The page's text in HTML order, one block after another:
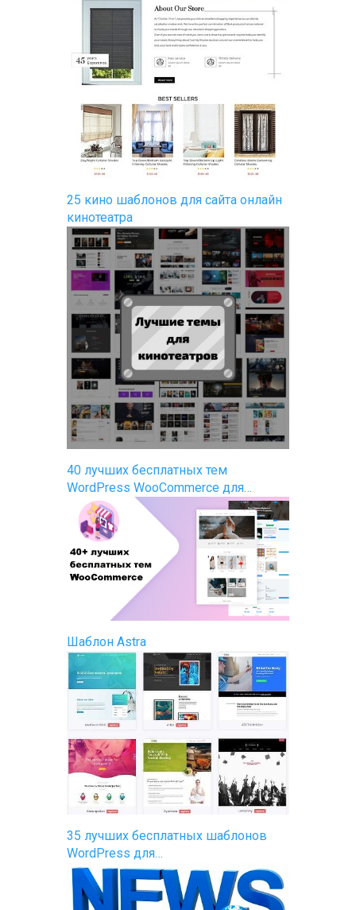
25 кино шаблонов для сайта онлайн
кинотеатра
40 лучших бесплатных тем
WordPress WooCommerce для…
Шаблон Astra
35 лучших бесплатных шаблонов
WordPress для…